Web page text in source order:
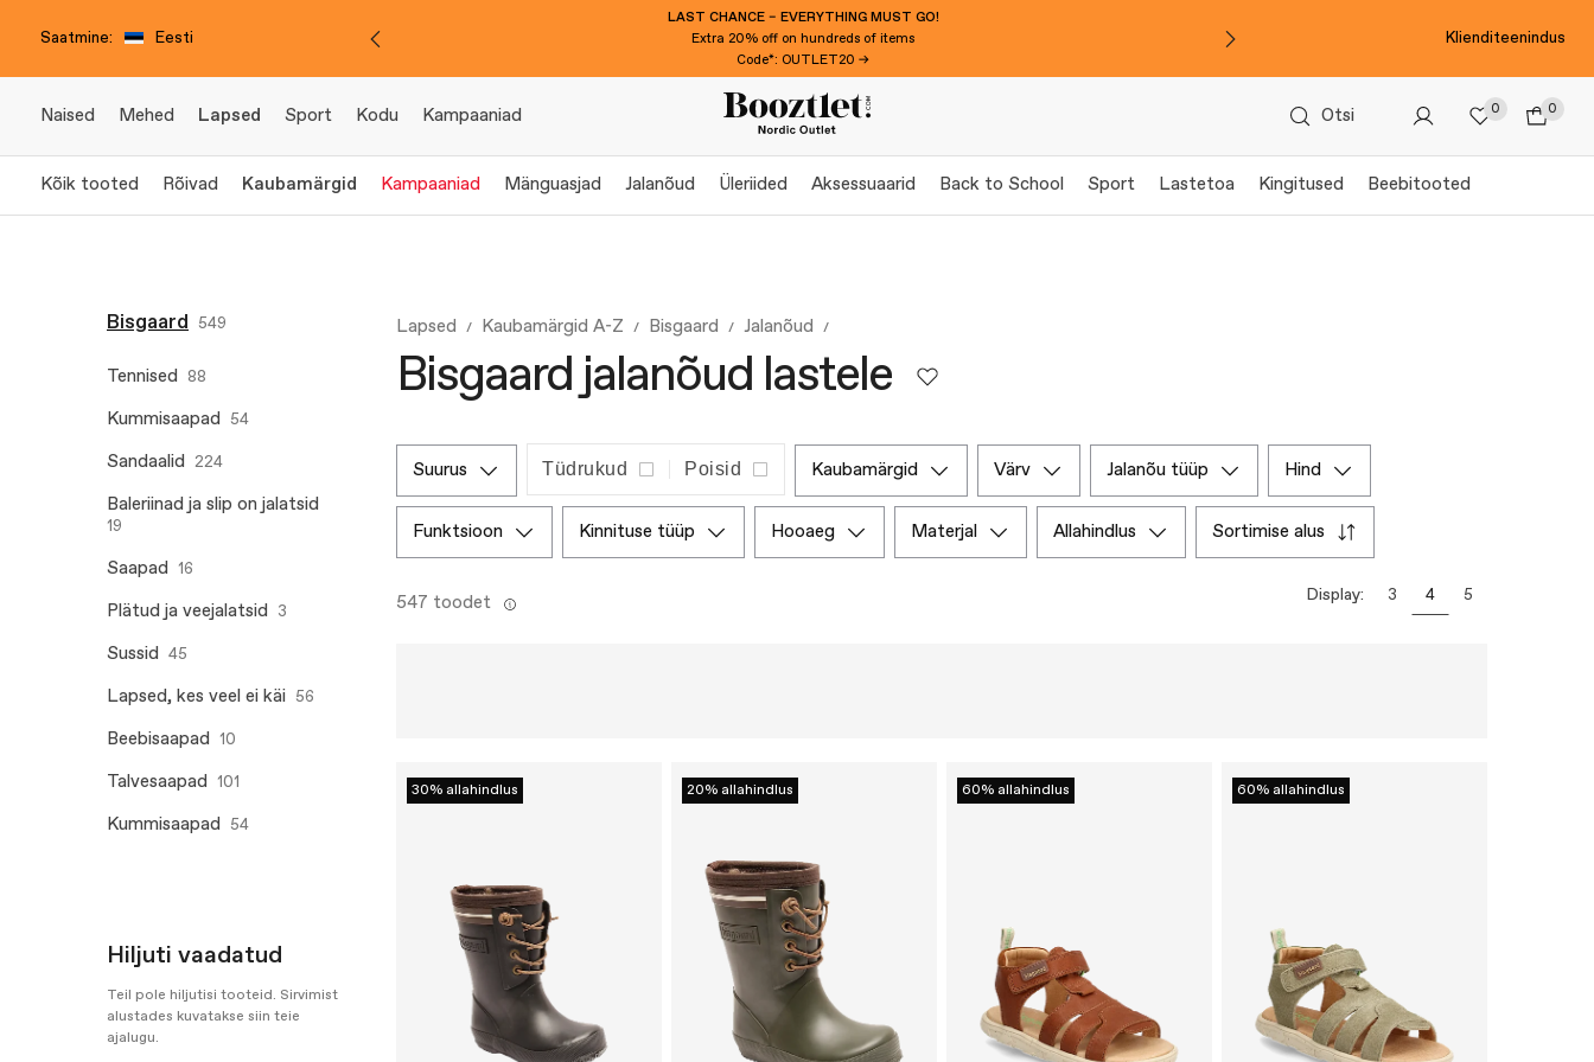
Saatmine: Eesti
LAST CHANCE – EVERYTHING MUST GO!
Extra 20% off on hundreds of items
Code*: OUTLET20 →
Klienditeenindus
Naised Mehed Lapsed Sport Kodu Kampaaniad Otsi 0 0
Kõik tooted Rõivad Kaubamärgid Kampaaniad Mänguasjad Jalanõud Üleriided Aksessuaarid Back to School Sport Lastetoa Kingitused Beebitooted
Bisgaard 549
Tennised 88
Kummisaapad 54
Sandaalid 224
Baleriinad ja slip on jalatsid
19
Saapad 16
Plätud ja veejalatsid 3
Sussid 45
Lapsed, kes veel ei käi 56
Beebisaapad 10
Talvesaapad 101
Kummisaapad 54
Hiljuti vaadatud
Teil pole hiljutisi tooteid. Sirvimist
alustades kuvatakse siin teie
ajalugu.
Lapsed Kaubamärgid A-Z Bisgaard Jalanõud
Bisgaard jalanõud lastele
suurus Tüdrukud Poisid kaubamärgid värv jalanõu tüüp hind
funktsioon kinnituse tüüp hooaeg materjal allahindlus sortimise alus
547 toodet Display: 3 4 5
30% allahindlus 20% allahindlus 60% allahindlus 60% allahindlus